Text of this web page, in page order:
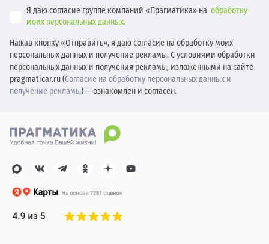
Я даю согласие группе компаний «Прагматика» на обработку
моих персональных данных.
Нажав кнопку «Отправить», я даю согласие на обработку моих
персональных данных и получение рекламы. С условиями обработки
персональных данных и получения рекламы, изложенными на сайте
pragmaticar.ru (Согласие на обработку персональных данных и
получение рекламы) — ознакомлен и согласен.